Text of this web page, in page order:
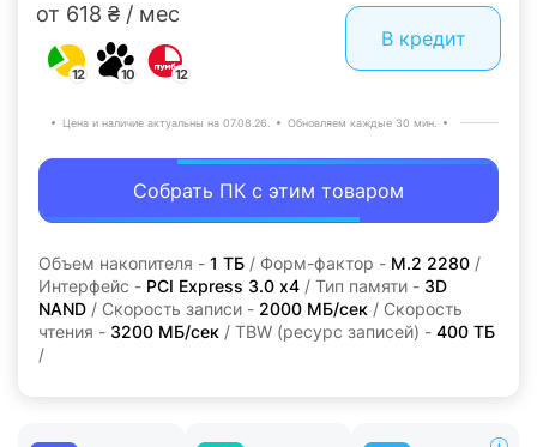
от 618 ₴ / мес
12 10 12
В кредит
Цена и наличие актуальны на 07.08.26. Обновляем каждые 30 мин.
Собрать ПК с этим товаром
Объем накопителя - 1 ТБ / Форм-фактор - M.2 2280 /
Интерфейс - PCI Express 3.0 x4 / Тип памяти - 3D
NAND / Скорость записи - 2000 МБ/сек / Скорость
чтения - 3200 МБ/сек / TBW (ресурс записей) - 400 TБ
/